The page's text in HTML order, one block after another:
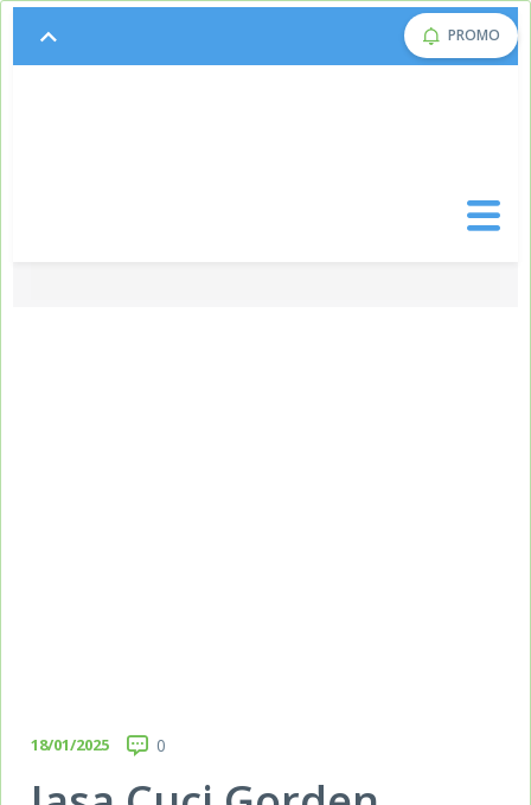
PROMO
18/01/2025 0